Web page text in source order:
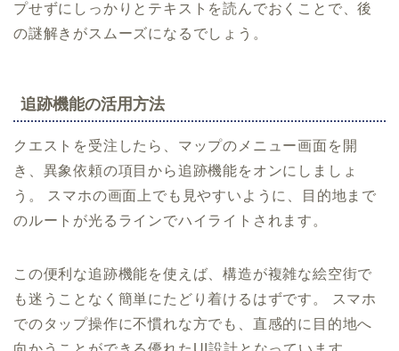
プせずにしっかりとテキストを読んでおくことで、後
の謎解きがスムーズになるでしょう。
追跡機能の活用方法
クエストを受注したら、マップのメニュー画面を開
き、異象依頼の項目から追跡機能をオンにしましょ
う。 スマホの画面上でも見やすいように、目的地まで
のルートが光るラインでハイライトされます。
この便利な追跡機能を使えば、構造が複雑な絵空街で
も迷うことなく簡単にたどり着けるはずです。 スマホ
でのタップ操作に不慣れな方でも、直感的に目的地へ